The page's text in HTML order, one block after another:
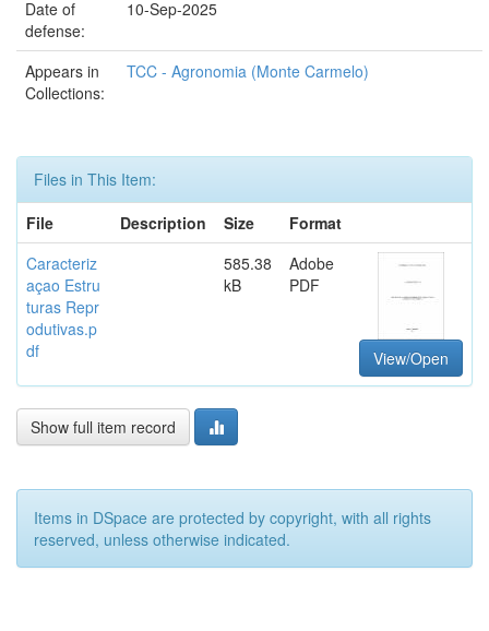
Date of
defense:
10-Sep-2025
Appears in
Collections:
TCC - Agronomia (Monte Carmelo)
Files in This Item:
File
Description Size
Format
Caracteriz
açao Estru
turas Repr
odutivas.p
df
585.38
kB
Adobe
PDF
View/Open
Show full item record
Items in DSpace are protected by copyright, with all rights
reserved, unless otherwise indicated.